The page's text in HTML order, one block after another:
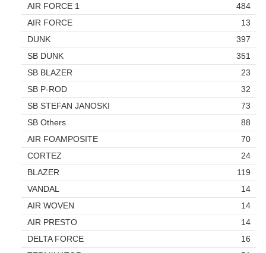
AIR FORCE 1
484
AIR FORCE
13
DUNK
397
SB DUNK
351
SB BLAZER
23
SB P-ROD
32
SB STEFAN JANOSKI
73
SB Others
88
AIR FOAMPOSITE
70
CORTEZ
24
BLAZER
119
VANDAL
14
AIR WOVEN
14
AIR PRESTO
14
DELTA FORCE
16